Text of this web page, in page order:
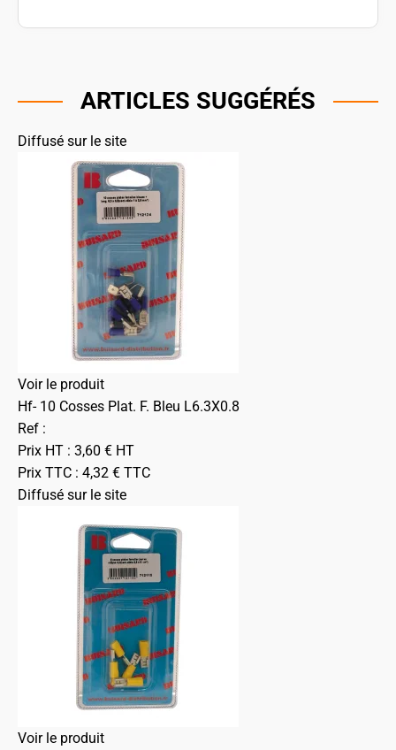
ARTICLES SUGGÉRÉS
Diffusé sur le site
Voir le produit
Hf- 10 Cosses Plat. F. Bleu L6.3X0.8
Ref :
Prix HT : 3,60 € HT
Prix TTC : 4,32 € TTC
Diffusé sur le site
Voir le produit